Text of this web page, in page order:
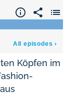
Köpfen im